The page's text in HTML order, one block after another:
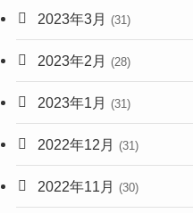
2023年3月 (31)
2023年2月 (28)
2023年1月 (31)
2022年12月 (31)
2022年11月 (30)